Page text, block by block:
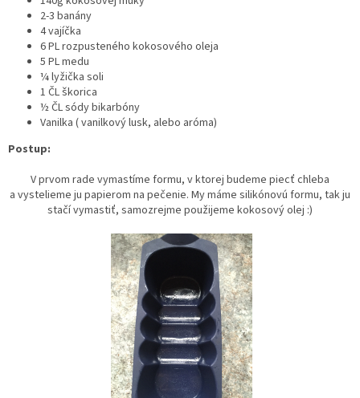
2-3 banány
4 vajíčka
6 PL rozpusteného kokosového oleja
5 PL medu
¼ lyžička soli
1 ČL škorica
½ ČL sódy bikarbóny
Vanilka ( vanilkový lusk, alebo aróma)
Postup:
V prvom rade vymastíme formu, v ktorej budeme piecť chleba
a vystelieme ju papierom na pečenie. My máme silikónovú formu, tak ju
stačí vymastiť, samozrejme použijeme kokosový olej :)